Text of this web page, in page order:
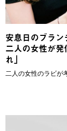
安息日のブラン
二人の女性が
れ」
二人の女性のラビが